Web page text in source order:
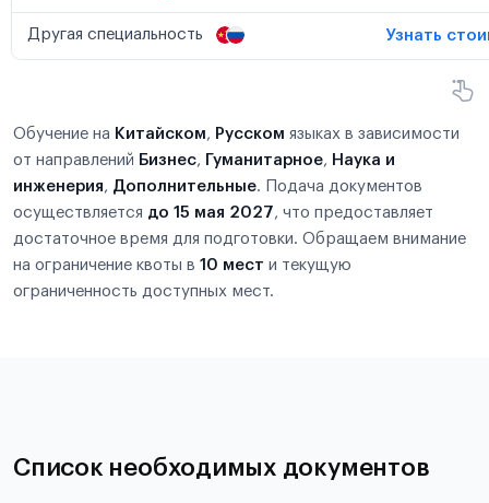
Другая специальность Узнать
Обучение на Китайском, Русском языках в зависимости
от направлений Бизнес, Гуманитарное, Наука и
инженерия, Дополнительные. Подача документов
осуществляется до 15 мая 2027, что предоставляет
достаточное время для подготовки. Обращаем внимание
на ограничение квоты в 10 мест и текущую
ограниченность доступных мест.
Список необходимых документов